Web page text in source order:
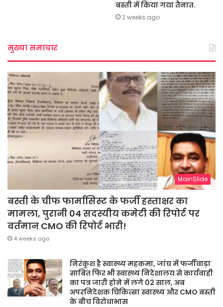
बस्ती में किया गया तैनात.
2 weeks ago
मुख्या समाचार
MainSlide
बस्ती के चीफ फार्मासिस्ट के फर्जी हस्ताक्षर का
मामला, पुरानी 04 सदस्यीय कमेटी की रिपोर्ट पर
वर्तमान CMO की रिपोर्ट भारी!
4 weeks ago
निरंकुश है स्वास्थ्य महकमा, जांच में फर्जीवाड़ा
साबित फिर भी स्वास्थ्य निदेशालय से कार्यवाही
का पत्र जारी होने में लगे 02 साल, अब
अपरनिदेशक चिकित्सा स्वास्थ्य और CMO बस्ती
के बीच विरोधाभास